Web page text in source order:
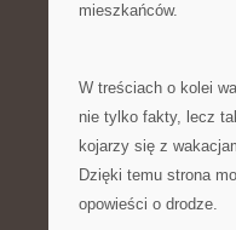
mieszkańców.
W treściach o kolei
nie tylko fakty, lecz
kojarzy się z
Dzięki temu strona
opowieści o drodze.